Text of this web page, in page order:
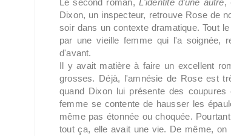
Le second roman, L'identité d'une autre,
Dixon, un inspecteur, retrouve Rose de
soir dans un contexte dramatique. Tout
par une vieille femme qui l'a soignée,
d'avant.
Il y avait matière à faire un excellent
grosses. Déjà, l'amnésie de Rose est
quand Dixon lui présente des
femme se contente de hausser les
même pas étonnée ou choquée.
tout ça, elle avait une vie. De même,